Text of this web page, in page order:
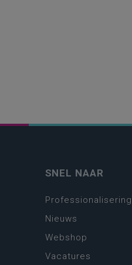
SNEL NAAR
Nieuws
Webshop
Vacatures